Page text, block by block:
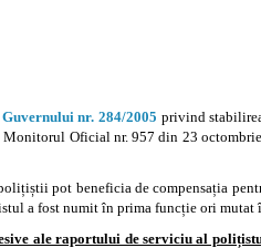
nr. 284/2005 privind
Oficial nr. 957 din 23
pot beneficia de compensația
a fost numit în prima funcție ori
ale raportului de serviciu al